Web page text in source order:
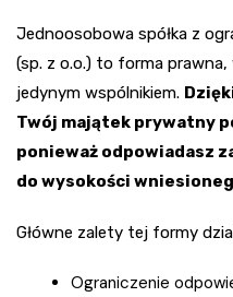
Jednoosobowa spółka z
(sp. z o.o.) to forma
jedynym wspólnikiem.
Twój majątek prywatny
ponieważ odpowiadasz
do wysokości
Główne zalety tej formy
Ograniczenie